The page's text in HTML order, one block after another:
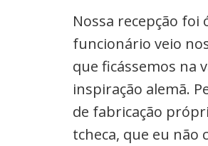
Nossa recepção
funcionário veio
que ficássemos na
inspiração alemã.
de fabricação
tcheca, que eu não